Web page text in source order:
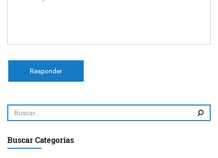
Responder
Buscar Categorías